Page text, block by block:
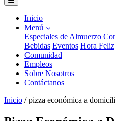
Inicio
Menú
Especiales de Almuerzo
Bebidas Eventos Hora Feliz
Comunidad
Empleos
Sobre Nosotros
Contáctanos
Inicio / pizza económica a